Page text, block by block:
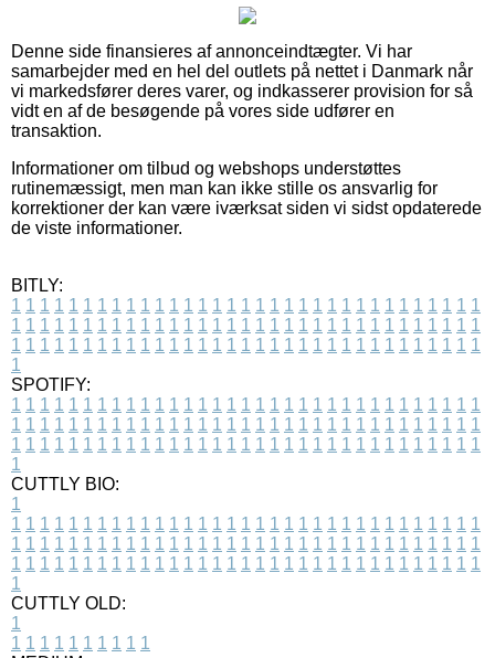
Denne side finansieres af annonceindtægter. Vi har
samarbejder med en hel del outlets på nettet i Danmark når
vi markedsfører deres varer, og indkasserer provision for så
vidt en af de besøgende på vores side udfører en
transaktion.
Informationer om tilbud og webshops understøttes
rutinemæssigt, men man kan ikke stille os ansvarlig for
korrektioner der kan være iværksat siden vi sidst opdaterede
de viste informationer.
BITLY:
1 1 1 1 1 1 1 1 1 1 1 1 1 1 1 1 1 1 1 1 1 1 1 1 1 1 1 1 1 1 1 1 1
1 1 1 1 1 1 1 1 1 1 1 1 1 1 1 1 1 1 1 1 1 1 1 1 1 1 1 1 1 1 1 1 1
1 1 1 1 1 1 1 1 1 1 1 1 1 1 1 1 1 1 1 1 1 1 1 1 1 1 1 1 1 1 1 1 1
1
SPOTIFY:
1 1 1 1 1 1 1 1 1 1 1 1 1 1 1 1 1 1 1 1 1 1 1 1 1 1 1 1 1 1 1 1 1
1 1 1 1 1 1 1 1 1 1 1 1 1 1 1 1 1 1 1 1 1 1 1 1 1 1 1 1 1 1 1 1 1
1 1 1 1 1 1 1 1 1 1 1 1 1 1 1 1 1 1 1 1 1 1 1 1 1 1 1 1 1 1 1 1 1
1
CUTTLY BIO:
1
1 1 1 1 1 1 1 1 1 1 1 1 1 1 1 1 1 1 1 1 1 1 1 1 1 1 1 1 1 1 1 1 1
1 1 1 1 1 1 1 1 1 1 1 1 1 1 1 1 1 1 1 1 1 1 1 1 1 1 1 1 1 1 1 1 1
1 1 1 1 1 1 1 1 1 1 1 1 1 1 1 1 1 1 1 1 1 1 1 1 1 1 1 1 1 1 1 1 1
1
CUTTLY OLD:
1
1 1 1 1 1 1 1 1 1 1